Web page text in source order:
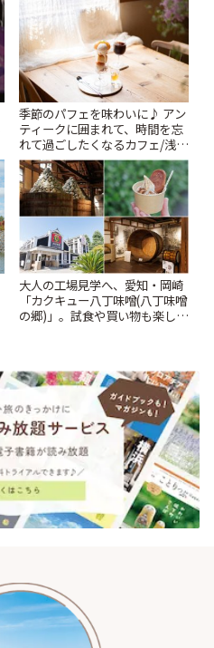
季節のパフェを味わいに♪ アン
ティークに囲まれて、時間を忘
れて過ごしたくなるカフェ/浅草
「annorum cafe」 | ことりっぷ
大人の工場見学へ、愛知・岡崎
「カクキュー八丁味噌(八丁味噌
の郷)」。試食や買い物も楽しみ